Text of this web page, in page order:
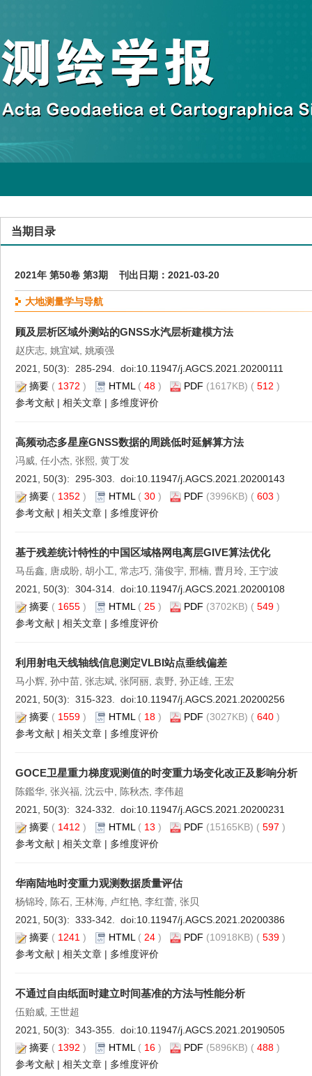
当期目录
2021年 第50卷 第3期 刊出日期：2021-03-20
大地测量学与导航
顾及层析区域外测站的GNSS水汽层析建模方法
赵庆志, 姚宜斌, 姚顽强
2021, 50(3): 285-294. doi:10.11947/j.AGCS.2021.20200111
摘要 ( 1372 ) HTML ( 48 ) PDF (1617KB) ( 512 )
参考文献 | 相关文章 | 多维度评价
高频动态多星座GNSS数据的周跳低时延解算方法
冯威, 任小杰, 张熙, 黄丁发
2021, 50(3): 295-303. doi:10.11947/j.AGCS.2021.20200143
摘要 ( 1352 ) HTML ( 30 ) PDF (3996KB) ( 603 )
参考文献 | 相关文章 | 多维度评价
基于残差统计特性的中国区域格网电离层GIVE算法优化
马岳鑫, 唐成盼, 胡小工, 常志巧, 蒲俊宇, 邢楠, 曹月玲, 王宁波
2021, 50(3): 304-314. doi:10.11947/j.AGCS.2021.20200108
摘要 ( 1655 ) HTML ( 25 ) PDF (3702KB) ( 549 )
参考文献 | 相关文章 | 多维度评价
利用射电天线轴线信息测定VLBI站点垂线偏差
马小辉, 孙中苗, 张志斌, 张阿丽, 袁野, 孙正雄, 王宏
2021, 50(3): 315-323. doi:10.11947/j.AGCS.2021.20200256
摘要 ( 1559 ) HTML ( 18 ) PDF (3027KB) ( 640 )
参考文献 | 相关文章 | 多维度评价
GOCE卫星重力梯度观测值的时变重力场变化改正及影响分析
陈鑑华, 张兴福, 沈云中, 陈秋杰, 李伟超
2021, 50(3): 324-332. doi:10.11947/j.AGCS.2021.20200231
摘要 ( 1412 ) HTML ( 13 ) PDF (15165KB) ( 597 )
参考文献 | 相关文章 | 多维度评价
华南陆地时变重力观测数据质量评估
杨锦玲, 陈石, 王林海, 卢红艳, 李红蕾, 张贝
2021, 50(3): 333-342. doi:10.11947/j.AGCS.2021.20200386
摘要 ( 1241 ) HTML ( 24 ) PDF (10918KB) ( 539 )
参考文献 | 相关文章 | 多维度评价
不通过自由纸面时建立时间基准的方法与性能分析
伍贻威, 王世超
2021, 50(3): 343-355. doi:10.11947/j.AGCS.2021.20190505
摘要 ( 1392 ) HTML ( 16 ) PDF (5896KB) ( 488 )
参考文献 | 相关文章 | 多维度评价